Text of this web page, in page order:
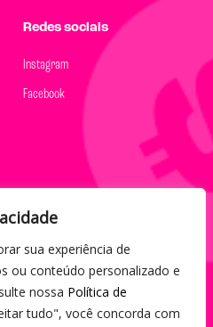
sua experiência de
ou conteúdo personalizado e
nossa Política de
tudo", você concorda com
Redes sociais
Instagram
Facebook
e Pix